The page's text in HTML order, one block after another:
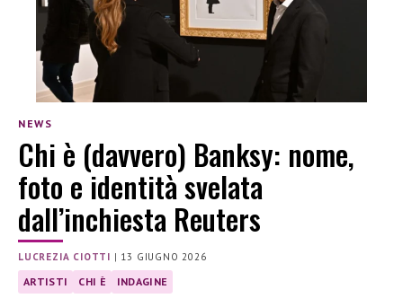
NEWS
Chi è (davvero) Banksy: nome,
foto e identità svelata
dall’inchiesta Reuters
LUCREZIA CIOTTI | 13 GIUGNO 2026
ARTISTI CHI È INDAGINE